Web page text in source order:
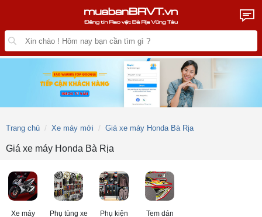
Trang chủ Xe máy mới Giá xe máy Honda Bà Rịa
Giá xe máy Honda Bà Rịa
Xe máy Phụ tùng xe Phụ kiện Tem dán